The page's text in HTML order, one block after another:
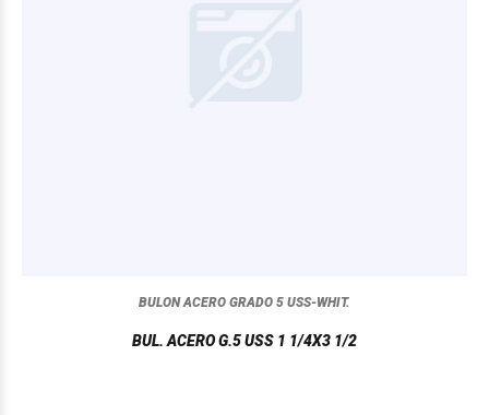
BULON ACERO GRADO 5 USS-WHIT.
BUL. ACERO G.5 USS 1 1/4X3 1/2